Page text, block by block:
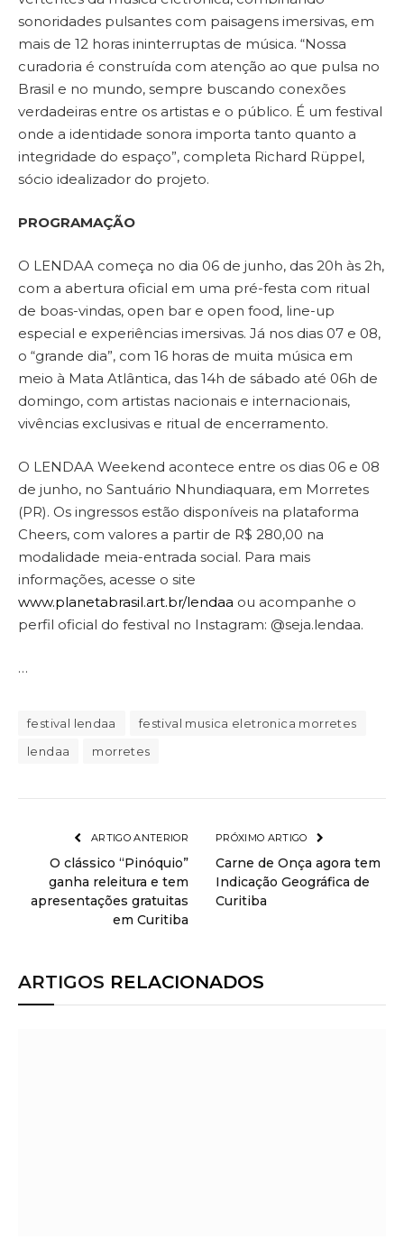
sonoridades pulsantes com paisagens imersivas, em
mais de 12 horas ininterruptas de música. “Nossa
curadoria é construída com atenção ao que pulsa no
Brasil e no mundo, sempre buscando conexões
verdadeiras entre os artistas e o público. É um festival
onde a identidade sonora importa tanto quanto a
integridade do espaço”, completa Richard Rüppel,
sócio idealizador do projeto.
PROGRAMAÇÃO
O LENDAA começa no dia 06 de junho, das 20h às 2h,
com a abertura oficial em uma pré-festa com ritual
de boas-vindas, open bar e open food, line-up
especial e experiências imersivas. Já nos dias 07 e 08,
o “grande dia”, com 16 horas de muita música em
meio à Mata Atlântica, das 14h de sábado até 06h de
domingo, com artistas nacionais e internacionais,
vivências exclusivas e ritual de encerramento.
O LENDAA Weekend acontece entre os dias 06 e 08
de junho, no Santuário Nhundiaquara, em Morretes
(PR). Os ingressos estão disponíveis na plataforma
Cheers, com valores a partir de R$ 280,00 na
modalidade meia-entrada social. Para mais
informações, acesse o site
www.planetabrasil.art.br/lendaa ou acompanhe o
perfil oficial do festival no Instagram: @seja.lendaa.
…
festival lendaa
festival musica eletronica morretes
lendaa
morretes
ARTIGO ANTERIOR
O clássico “Pinóquio”
ganha releitura e tem
apresentações gratuitas
em Curitiba
PRÓXIMO ARTIGO
Carne de Onça agora tem
Indicação Geográfica de
Curitiba
ARTIGOS RELACIONADOS